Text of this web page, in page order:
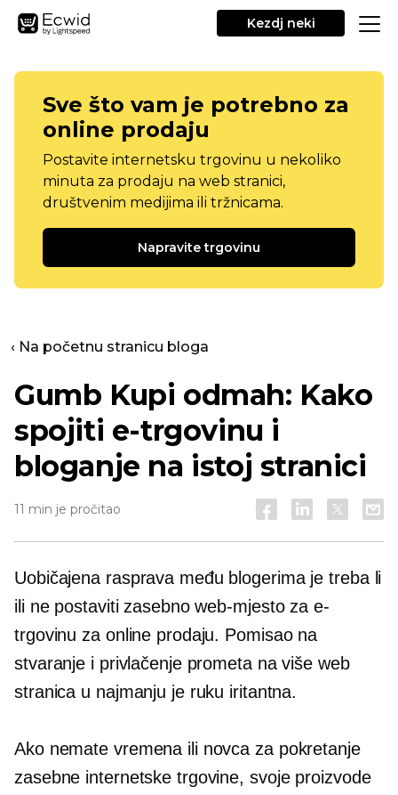
Kezdj neki
Sve što vam je potrebno za
online prodaju
Postavite internetsku trgovinu u nekoliko
minuta za prodaju na web stranici,
društvenim medijima ili tržnicama.
Napravite trgovinu
‹ Na početnu stranicu bloga
Gumb Kupi odmah: Kako
spojiti e-trgovinu i
bloganje na istoj stranici
11 min je pročitao
Uobičajena rasprava među blogerima je treba li
ili ne postaviti zasebno web-mjesto za e-
trgovinu za online prodaju. Pomisao na
stvaranje i privlačenje prometa na više web
stranica u najmanju je ruku iritantna.
Ako nemate vremena ili novca za pokretanje
zasebne internetske trgovine, svoje proizvode